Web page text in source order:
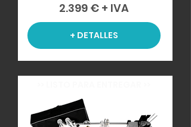
2.399 € + IVA
+ DETALLES